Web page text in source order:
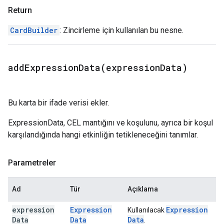
Return
CardBuilder : Zincirleme için kullanılan bu nesne.
addExpressionData(expressionData)
Bu karta bir ifade verisi ekler.
ExpressionData, CEL mantığını ve koşulunu, ayrıca bir koşul
karşılandığında hangi etkinliğin tetikleneceğini tanımlar.
Parametreler
Ad Tür Açıklama
expression
Data
Expression
Data
Kullanılacak Expression
Data